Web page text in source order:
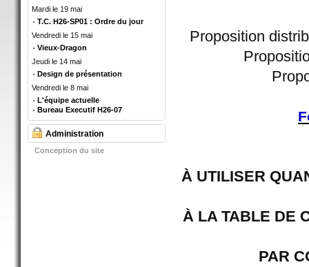
Mardi le 19 mai
T.C. H26-SP01 : Ordre du jour
Vendredi le 15 mai
Vieux-Dragon
Jeudi le 14 mai
Design de présentation
Vendredi le 8 mai
L'équipe actuelle
Bureau Executif H26-07
Administration
Conception du site
Proposition
À UTILISER
À LA TABLE DE
PAR